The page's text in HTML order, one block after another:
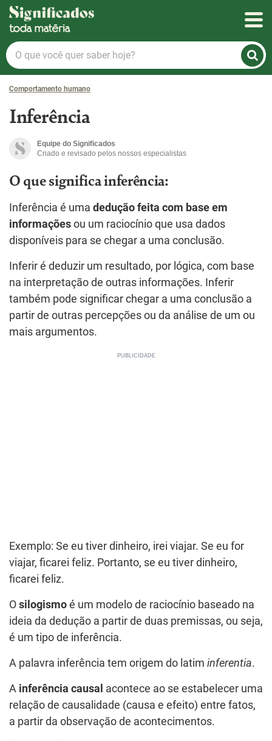
Significados
O
que
você
quer
hoje?
Comportamento humano
Inferência
Equipe do Significados
Criado e revisado pelos nossos especialistas
O que significa inferência:
Inferência é uma dedução feita com base em
informações ou um raciocínio que usa dados
disponíveis para se chegar a uma conclusão.
Inferir é deduzir um resultado, por lógica, com base
na interpretação de outras informações. Inferir
também pode significar chegar a uma conclusão a
partir de outras percepções ou da análise de um ou
mais argumentos.
Exemplo: Se eu tiver dinheiro, irei viajar. Se eu for
viajar, ficarei feliz. Portanto, se eu tiver dinheiro,
ficarei feliz.
O silogismo é um modelo de raciocínio baseado na
ideia da dedução a partir de duas premissas, ou seja,
é um tipo de inferência.
A palavra inferência tem origem do latim inferentia.
A inferência causal acontece ao se estabelecer uma
relação de causalidade (causa e efeito) entre fatos,
a partir da observação de acontecimentos.